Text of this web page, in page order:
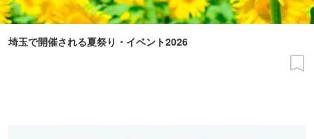
埼玉で開催される夏祭り・イベント2026